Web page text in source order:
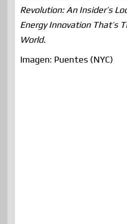
Revolution: An Insider’s
Energy Innovation That’s
World.
Imagen: Puentes (NYC)